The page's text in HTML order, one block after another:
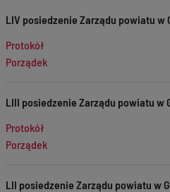
LIV posiedzenie Zarządu powiatu w
Protokół
Porządek
LIII posiedzenie Zarządu powiatu w
Protokół
Porządek
LII posiedzenie Zarządu powiatu w